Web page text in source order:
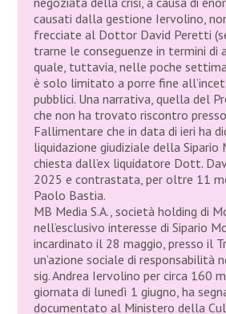
causati dalla gestione Iervolino,
frecciate al Dottor David Peretti
trarne le conseguenze in termini di
quale, tuttavia, nelle poche
è solo limitato a porre fine
pubblici. Una narrativa, quella del
che non ha trovato riscontro
Fallimentare che in data di ieri ha
liquidazione giudiziale della Sipario
chiesta dall’ex liquidatore Dott.
2025 e contrastata, per oltre 11
Paolo Bastia.
MB Media S.A., società holding di
nell’esclusivo interesse di Sipario
incardinato il 28 maggio, presso il
un’azione sociale di responsabilità
sig. Andrea Iervolino per circa 160
giornata di lunedì 1 giugno, ha
documentato al Ministero della